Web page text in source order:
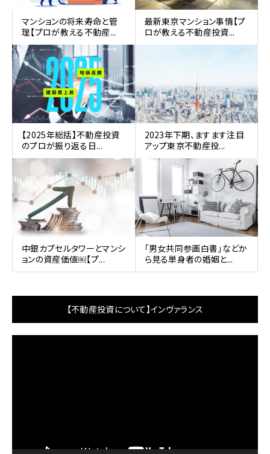
マンションの将来寿命と管
理【プロが教える不動産...
最新東京マンション事情【プ
ロが教える不動産投資...
【2025年総括】不動産投資
のプロが振り返る日...
2023年下期、ますます注目
アップ東京不動産投...
中銀カプセルタワーとマンシ
ョンの資産価値￼【プ...
「男女共同参画白書」などか
ら見る単身者の婚姻と...
【不動産投資について】インヴァランス